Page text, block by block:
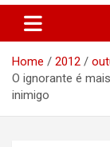
Home 2012
O ignorante é
inimigo